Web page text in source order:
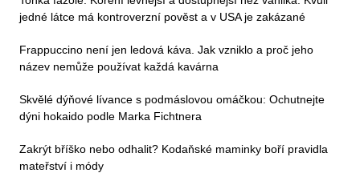
jedné látce má kontroverzní pověst a v USA je zakázané
Frappuccino není jen ledová káva. Jak vzniklo a proč jeho
název nemůže používat každá kavárna
Skvělé dýňové lívance s podmáslovou omáčkou: Ochutnejte
dýni hokaido podle Marka Fichtnera
Zakrýt bříško nebo odhalit? Kodaňské maminky boří pravidla
mateřství i módy